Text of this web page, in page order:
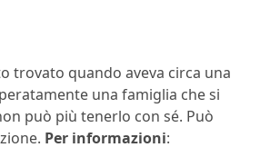
trovato quando aveva circa una
una famiglia che si
può più tenerlo con sé. Può
Per informazioni: